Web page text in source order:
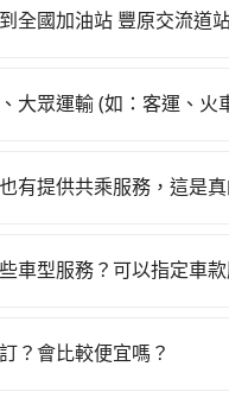
，搭上小黃後約花32分
元車資，而且更會額
在新竹路邊可隨租隨借
費用預估進去，但額外
理，每一次租車都好像
在遇到下雨天或者載行李
全國加油站 豐原交流道
打電話至新竹火車站附
大眾運輸 (如：客運、火
眾運輸通常較便宜。 行
。 便利性：需要便利性
有提供共乘服務，這是真
、通勤共乘、大型活動接
車型服務？可以指定車款
？會比較便宜嗎？